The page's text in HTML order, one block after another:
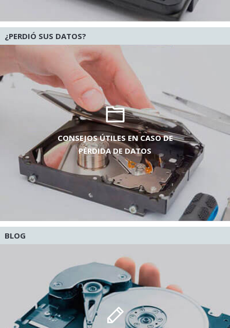
¿PERDIÓ SUS DATOS?
CONSEJOS ÚTILES EN CASO DE
PÉRDIDA DE DATOS
BLOG